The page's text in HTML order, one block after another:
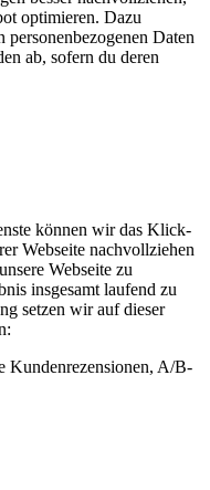
optimieren. Dazu
personenbezogenen Daten
ab, sofern du deren
können wir das Klick-
Webseite nachvollziehen
Webseite zu
insgesamt laufend zu
setzen wir auf dieser
Kundenrezensionen, A/B-